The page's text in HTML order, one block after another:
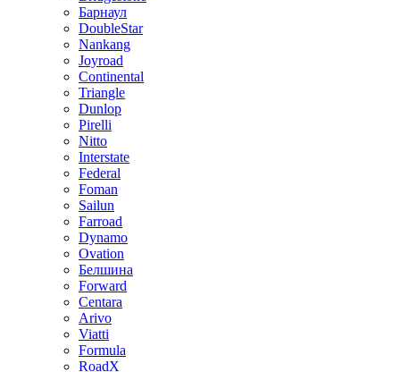
Барнаул
DoubleStar
Nankang
Joyroad
Continental
Triangle
Dunlop
Pirelli
Nitto
Interstate
Federal
Foman
Sailun
Farroad
Dynamo
Ovation
Белшина
Forward
Centara
Arivo
Viatti
Formula
RoadX